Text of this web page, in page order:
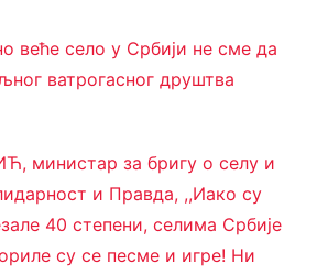
веће село у Србији не сме да
ватрогасног друштва
министар за бригу о селу и
и Правда, ,,Иако су
40 степени, селима Србије
су се песме и игре! Ни